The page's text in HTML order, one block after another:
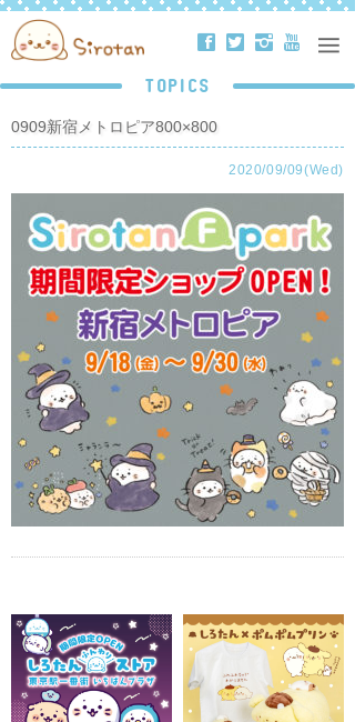
ä å ë ð
TOPICS
0909新宿メトロピア800×800
2020/09/09(Wed)